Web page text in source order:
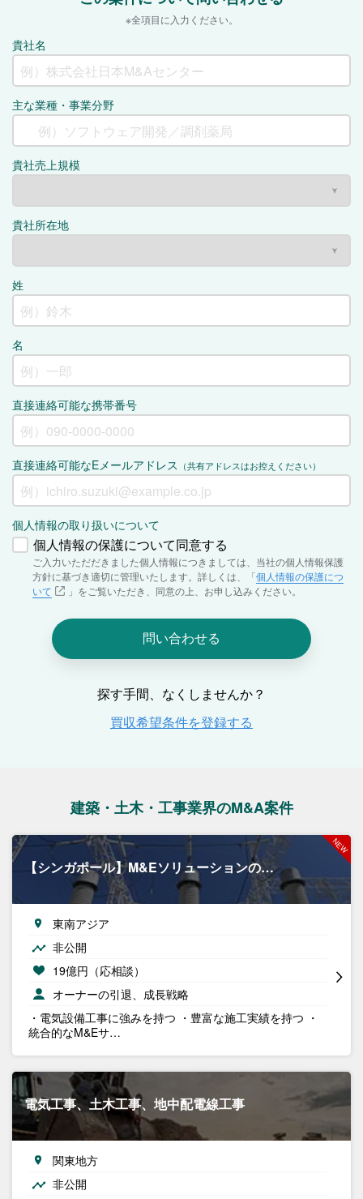
建築・土木・工事業界のM&A案件
【シンガポール】M&Eソリューションの…
東南アジア
非公開
19億円（応相談）
オーナーの引退、成長戦略
・電気設備工事に強みを持つ ・豊富な施工実績を持つ ・
統合的なM&Eサ…
電気工事、土木工事、地中配電線工事
関東地方
非公開